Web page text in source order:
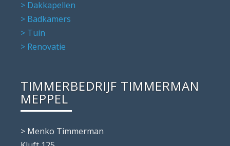
> Dakkapellen
> Badkamers
> Tuin
> Renovatie
TIMMERBEDRIJF TIMMERMAN
MEPPEL
> Menko Timmerman